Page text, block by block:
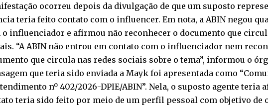
ocorreu depois da divulgação de que um suposto
teria feito contato com o influencer. Em nota, a ABIN negou
o influenciador e afirmou não reconhecer o documento que
“A ABIN não entrou em contato com o influenciador nem
que circula nas redes sociais sobre o tema”, informou o
que teria sido enviada a Mayk foi apresentada como
nº 402/2026-DPIE/ABIN”. Nela, o suposto agente teria
teria sido feito por meio de um perfil pessoal com objetivo de